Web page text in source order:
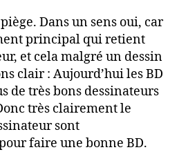
Dans un sens oui, car
principal qui retient
et cela malgré un dessin
clair : Aujourd’hui les BD
de très bons dessinateurs
très clairement le
sont
faire une bonne BD.